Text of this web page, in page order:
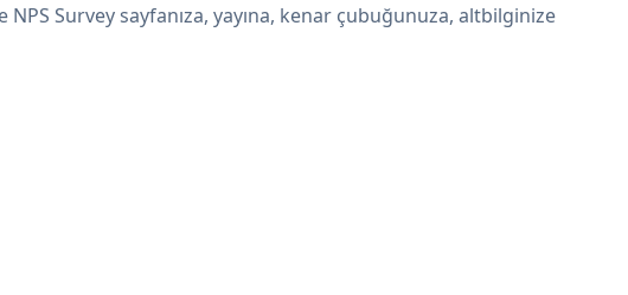
Survey sayfanıza, yayına, kenar çubuğunuza, altbilginize